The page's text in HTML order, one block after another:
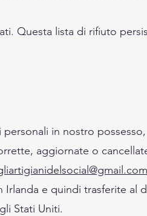
Questa lista di rifiuto
in nostro
aggiornate o
Irlanda e quindi trasferite al
Stati Uniti.